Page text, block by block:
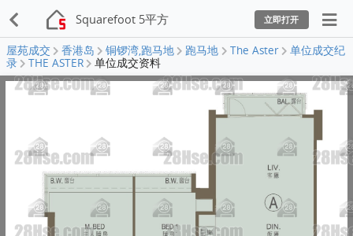
Squarefoot 5平方 立即打开
屋苑成交 香港岛 铜锣湾,跑马地 跑马地 The Aster
单位成交纪
录
THE ASTER 单位成交资料